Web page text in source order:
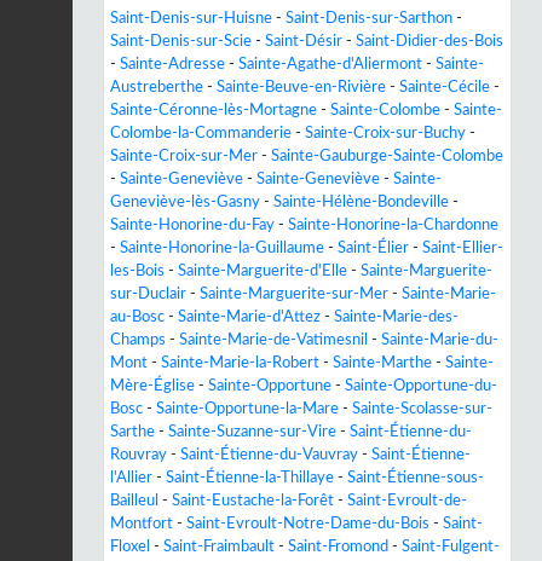
Saint-Denis-sur-Huisne - Saint-Denis-sur-Sarthon -
Saint-Denis-sur-Scie - Saint-Désir - Saint-Didier-des-Bois
- Sainte-Adresse - Sainte-Agathe-d'Aliermont - Sainte-
Austreberthe - Sainte-Beuve-en-Rivière - Sainte-Cécile -
Sainte-Céronne-lès-Mortagne - Sainte-Colombe - Sainte-
Colombe-la-Commanderie - Sainte-Croix-sur-Buchy -
Sainte-Croix-sur-Mer - Sainte-Gauburge-Sainte-Colombe
- Sainte-Geneviève - Sainte-Geneviève - Sainte-
Geneviève-lès-Gasny - Sainte-Hélène-Bondeville -
Sainte-Honorine-du-Fay - Sainte-Honorine-la-Chardonne
- Sainte-Honorine-la-Guillaume - Saint-Élier - Saint-Ellier-
les-Bois - Sainte-Marguerite-d'Elle - Sainte-Marguerite-
sur-Duclair - Sainte-Marguerite-sur-Mer - Sainte-Marie-
au-Bosc - Sainte-Marie-d'Attez - Sainte-Marie-des-
Champs - Sainte-Marie-de-Vatimesnil - Sainte-Marie-du-
Mont - Sainte-Marie-la-Robert - Sainte-Marthe - Sainte-
Mère-Église - Sainte-Opportune - Sainte-Opportune-du-
Bosc - Sainte-Opportune-la-Mare - Sainte-Scolasse-sur-
Sarthe - Sainte-Suzanne-sur-Vire - Saint-Étienne-du-
Rouvray - Saint-Étienne-du-Vauvray - Saint-Étienne-
l'Allier - Saint-Étienne-la-Thillaye - Saint-Étienne-sous-
Bailleul - Saint-Eustache-la-Forêt - Saint-Evroult-de-
Montfort - Saint-Evroult-Notre-Dame-du-Bois - Saint-
Floxel - Saint-Fraimbault - Saint-Fromond - Saint-Fulgent-